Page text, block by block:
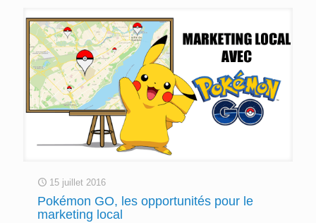
15 juillet 2016
Pokémon GO, les opportunités pour le
marketing local